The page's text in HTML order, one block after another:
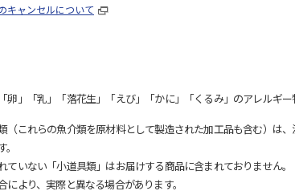
キャンセルについて
卵」「乳」「落花生」「えび」「かに」「くるみ」のアレルギー
これらの魚介類を原材料として製造された加工品も含む）は
いない「小道具類」はお届けする商品に含まれておりません。
より、実際と異なる場合があります。